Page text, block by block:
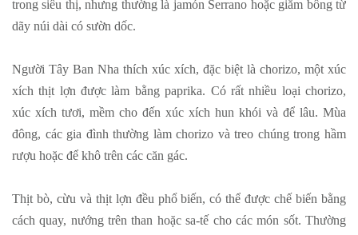
trong siêu thị, nhưng thường là jamón Serrano hoặc giăm bông từ
dãy núi dài có sườn dốc.
Người Tây Ban Nha thích xúc xích, đặc biệt là chorizo, một xúc
xích thịt lợn được làm bằng paprika. Có rất nhiều loại chorizo,
xúc xích tươi, mềm cho đến xúc xích hun khói và để lâu. Mùa
đông, các gia đình thường làm chorizo và treo chúng trong hầm
rượu hoặc để khô trên các căn gác.
Thịt bò, cừu và thịt lợn đều phổ biến, có thể được chế biến bằng
cách quay, nướng trên than hoặc sa-tế cho các món sốt. Thường